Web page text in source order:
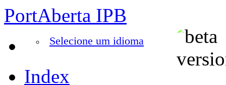
PortAberta IPB
Selecione um idioma
Index